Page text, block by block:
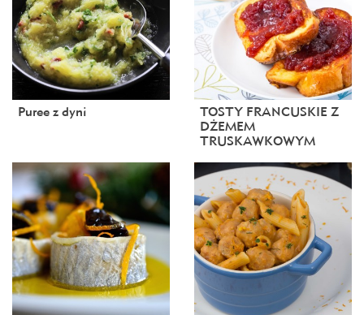
Puree z dyni
TOSTY FRANCUSKIE Z
DŻEMEM
TRUSKAWKOWYM